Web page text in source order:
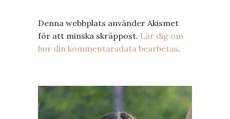
Denna webbplats använder Akismet
för att minska skräppost. Lär dig om
hur din kommentarsdata bearbetas.